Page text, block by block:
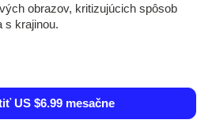
obrazov, kritizujúcich spôsob
s krajinou.
US $6.99 mesačne